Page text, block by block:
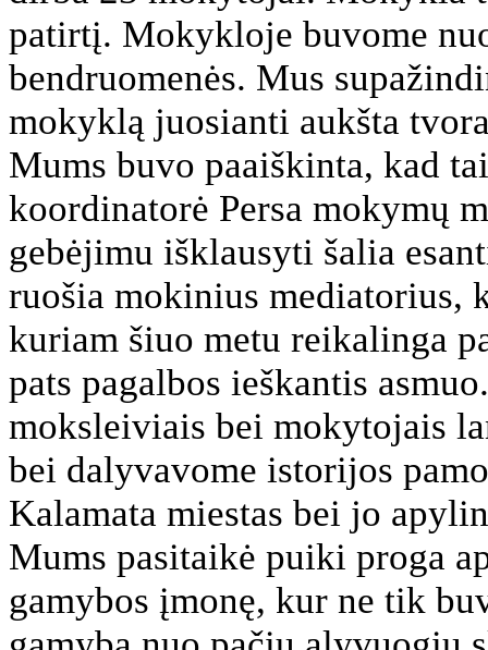
patirtį. Mokykloje buvome
bendruomenės. Mus
mokyklą juosianti aukšta
Mums buvo paaiškinta, kad
koordinatorė Persa mokymų
gebėjimu išklausyti šalia
ruošia mokinius mediatorius,
kuriam šiuo metu reikalinga
pats pagalbos ieškantis
moksleiviais bei mokytojais
bei dalyvavome istorijos
Kalamata miestas bei jo
Mums pasitaikė puiki proga
gamybos įmonę, kur ne tik